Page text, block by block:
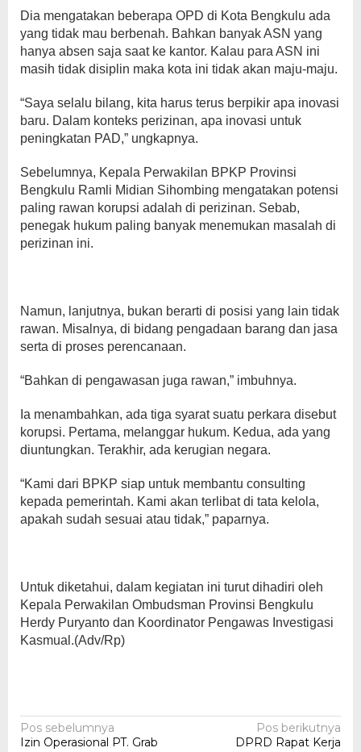
Dia mengatakan beberapa OPD di Kota Bengkulu ada
yang tidak mau berbenah. Bahkan banyak ASN yang
hanya absen saja saat ke kantor. Kalau para ASN ini
masih tidak disiplin maka kota ini tidak akan maju-maju.
“Saya selalu bilang, kita harus terus berpikir apa inovasi
baru. Dalam konteks perizinan, apa inovasi untuk
peningkatan PAD,” ungkapnya.
Sebelumnya, Kepala Perwakilan BPKP Provinsi
Bengkulu Ramli Midian Sihombing mengatakan potensi
paling rawan korupsi adalah di perizinan. Sebab,
penegak hukum paling banyak menemukan masalah di
perizinan ini.
Namun, lanjutnya, bukan berarti di posisi yang lain tidak
rawan. Misalnya, di bidang pengadaan barang dan jasa
serta di proses perencanaan.
“Bahkan di pengawasan juga rawan,” imbuhnya.
Ia menambahkan, ada tiga syarat suatu perkara disebut
korupsi. Pertama, melanggar hukum. Kedua, ada yang
diuntungkan. Terakhir, ada kerugian negara.
“Kami dari BPKP siap untuk membantu consulting
kepada pemerintah. Kami akan terlibat di tata kelola,
apakah sudah sesuai atau tidak,” paparnya.
Untuk diketahui, dalam kegiatan ini turut dihadiri oleh
Kepala Perwakilan Ombudsman Provinsi Bengkulu
Herdy Puryanto dan Koordinator Pengawas Investigasi
Kasmual.(Adv/Rp)
Navigasi
Pos sebelumnya
Izin Operasional PT. Grab
Pos berikutnya
DPRD Rapat Kerja